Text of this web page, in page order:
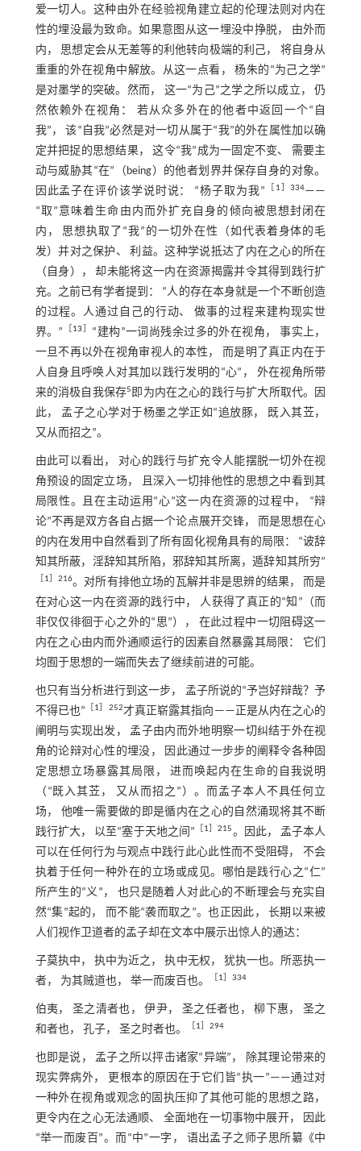
爱一切人。这种由外在经验视角建立起的伦理法则对内在
性的埋没最为致命。如果意图从这一埋没中挣脱， 由外而
内， 思想定会从无差等的利他转向极端的利己， 将自身从
重重的外在视角中解放。从这一点看， 杨朱的“为己之学”
是对墨学的突破。然而， 这一“为己”之学之所以成立， 仍
然依赖外在视角： 若从众多外在的他者中返回一个“自
我”， 该“自我”必然是对一切从属于“我”的外在属性加以确
定并把捉的思想结果， 这令“我”成为一固定不变、 需要主
动与威胁其“在”（being）的他者划界并保存自身的对象。
因此孟子在评价该学说时说： “杨子取为我”
1 ］334——
“取”意味着生命由内而外扩充自身的倾向被思想封闭在
内， 思想执取了“我”的一切外在性（如代表着身体的毛
发）并对之保护、 利益。这种学说抵达了内在之心的所在
（自身）， 却未能将这一内在资源揭露并令其得到践行扩
充。之前已有学者提到： “人的存在本身就是一个不断创造
的过程。人通过自己的行动、 做事的过程来建构现实世
界。”
13
“建构”一词尚残余过多的外在视角， 事实上，
一旦不再以外在视角审视人的本性， 而是明了真正内在于
人自身且呼唤人对其加以践行发明的“心”， 外在视角所带
来的消极自我保存5 即为内在之心的践行与扩大所取代。因
此， 孟子之心学对于杨墨之学正如“追放豚， 既入其苙，
又从而招之”。
由此可以看出， 对心的践行与扩充令人能摆脱一切外在视
角预设的固定立场， 且深入一切排他性的思想之中看到其
局限性。且在主动运用“心”这一内在资源的过程中， “辩
论”不再是双方各自占据一个论点展开交锋， 而是思想在心
的内在发用中自然看到了所有固化视角具有的局限： “诐辞
知其所蔽，淫辞知其所陷，邪辞知其所离，遁辞知其所穷”
1 ］216。对所有排他立场的瓦解并非是思辨的结果， 而是
在对心这一内在资源的践行中， 人获得了真正的“知”（而
非仅仅徘徊于心之外的“思”）， 在此过程中一切阻碍这一
内在之心由内而外通顺运行的因素自然暴露其局限： 它们
均囿于思想的一端而失去了继续前进的可能。
也只有当分析进行到这一步， 孟子所说的“予岂好辩哉？予
不得已也”
1 ］252才真正崭露其指向——正是从内在之心的
阐明与实现出发， 孟子由内而外地明察一切纠结于外在视
角的论辩对心性的埋没， 因此通过一步步的阐释令各种固
定思想立场暴露其局限， 进而唤起内在生命的自我说明
（“既入其苙， 又从而招之”）。而孟子本人不具任何立
场， 他唯一需要做的即是循内在之心的自然涌现将其不断
践行扩大， 以至“塞于天地之间”
1 ］215。因此， 孟子本人
可以在任何行为与观点中践行此心此性而不受阻碍， 不会
执着于任何一种外在的立场或成见。哪怕是践行心之“仁”
所产生的“义”， 也只是随着人对此心的不断理会与充实自
然“集”起的， 而不能“袭而取之”。也正因此， 长期以来被
人们视作卫道者的孟子却在文本中展示出惊人的通达：
子莫执中， 执中为近之， 执中无权， 犹执一也。所恶执一
者， 为其贼道也， 举一而废百也。
1 ］334
伯夷， 圣之清者也， 伊尹， 圣之任者也， 柳下惠， 圣之
和者也， 孔子， 圣之时者也。
1 ］294
也即是说， 孟子之所以抨击诸家“异端”， 除其理论带来的
现实弊病外， 更根本的原因在于它们皆“执一”——通过对
一种外在视角或观念的固执压抑了其他可能的思想之路，
更令内在之心无法通顺、 全面地在一切事物中展开， 因此
“举一而废百”。而“中”一字， 语出孟子之师子思所纂《中